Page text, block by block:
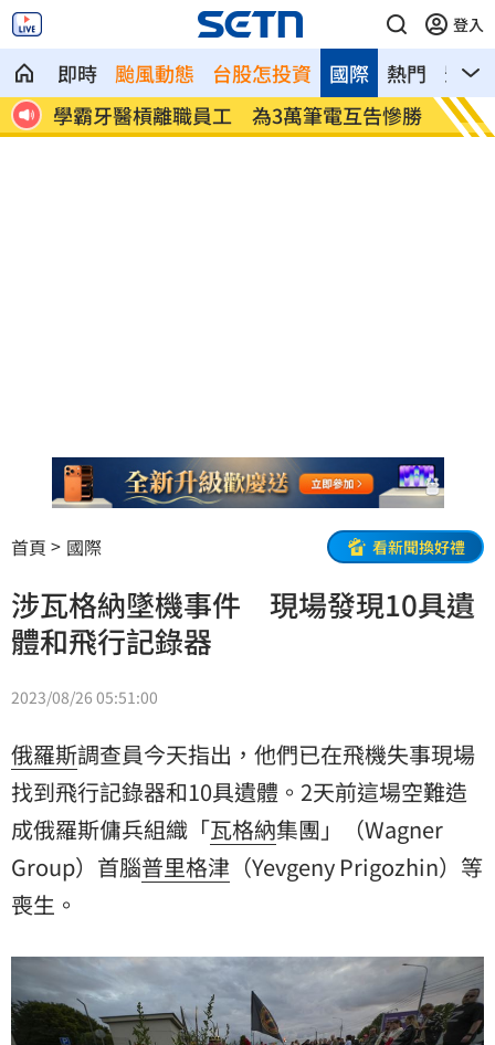
登入
即時 颱風動態 台股怎投資 熱門 影音
國際
風
學霸牙醫槓離職員工 為3萬筆電互告慘勝 俄羅
首頁 國際 看新聞換好禮
涉瓦格納墜機事件 現場發現10具遺
體和飛行記錄器
2023/08/26 05:51:00
俄羅斯調查員今天指出，他們已在飛機失事現場
找到飛行記錄器和10具遺體。2天前這場空難造
成俄羅斯傭兵組織「瓦格納集團」（Wagner
Group）首腦普里格津 （Yevgeny Prigozhin）等
喪生。